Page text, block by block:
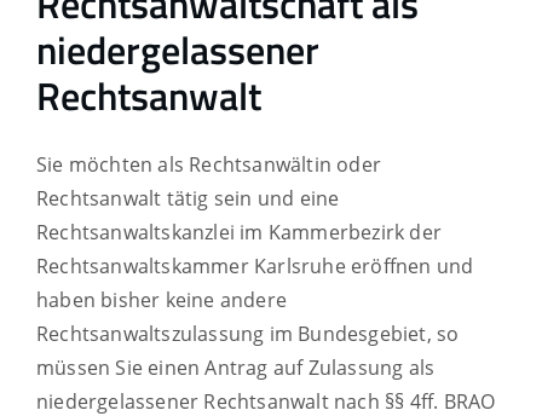
niedergelassener
Rechtsanwalt
Sie möchten als Rechtsanwältin oder
Rechtsanwalt tätig sein und eine
Rechtsanwaltskanzlei im Kammerbezirk der
Rechtsanwaltskammer Karlsruhe eröffnen und
haben bisher keine andere
Rechtsanwaltszulassung im Bundesgebiet, so
müssen Sie einen Antrag auf Zulassung als
niedergelassener Rechtsanwalt nach §§ 4ff. BRAO